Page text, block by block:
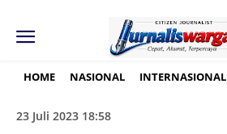
HOME NASIONAL INTERNASIONAL
23 Juli 2023 18:58